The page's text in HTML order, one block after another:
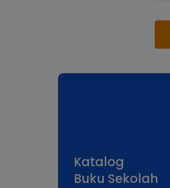
Katalog
Buku Sekolah